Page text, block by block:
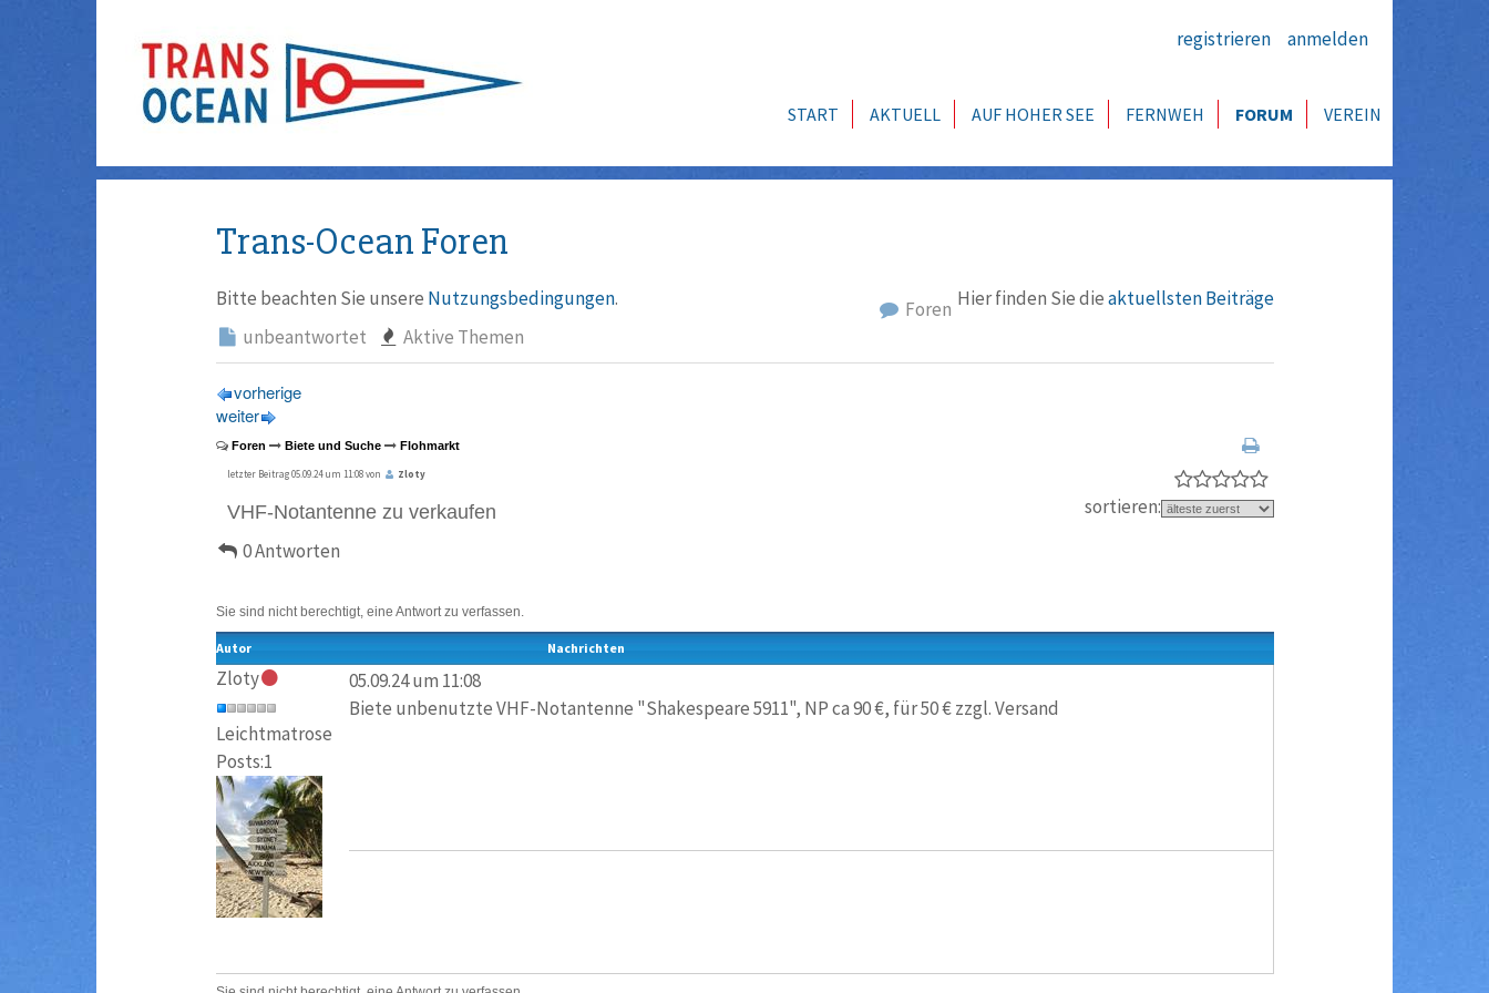
registrieren anmelden
START AKTUELL AUF HOHER SEE FERNWEH FORUM VEREIN
Trans-Ocean Foren
Bitte beachten Sie unsere Nutzungsbedingungen. Hier finden Sie dieaktuellsten Beiträge
Foren
unbeantwortet
Aktive Themen
vorherige
weiter
Foren Biete und Suche Flohmarkt
letzter Beitrag 05.09.24 um 11:08 von Zloty
VHF-Notantenne zu verkaufen
0 Antworten
sortieren:
Sie sind nicht berechtigt, eine Antwort zu verfassen.
Autor Nachrichten
Zloty
Leichtmatrose
Posts:1
05.09.24 um 11:08
Biete unbenutzte VHF-Notantenne "Shakespeare 5911", NP ca 90 €, für 50 € zzgl. Versand